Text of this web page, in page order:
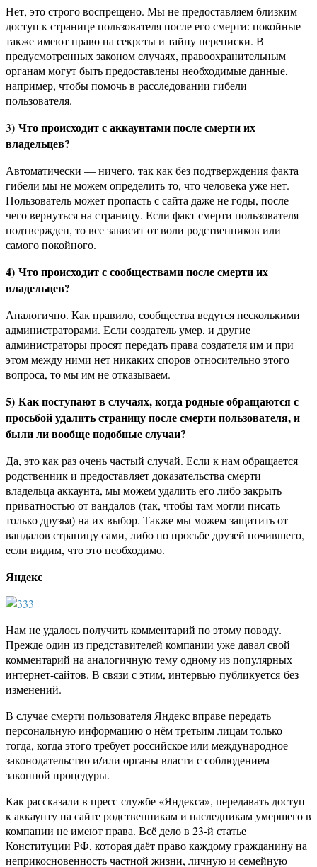
Нет, это строго воспрещено. Мы не предоставляем близким
доступ к странице пользователя после его смерти: покойные
также имеют право на секреты и тайну переписки. В
предусмотренных законом случаях, правоохранительным
органам могут быть предоставлены необходимые данные,
например, чтобы помочь в расследовании гибели
пользователя.
3) Что происходит с аккаунтами после смерти их
владельцев?
Автоматически — ничего, так как без подтверждения факта
гибели мы не можем определить то, что человека уже нет.
Пользователь может пропасть с сайта даже не годы, после
чего вернуться на страницу. Если факт смерти пользователя
подтвержден, то все зависит от воли родственников или
самого покойного.
4) Что происходит с сообществами после смерти их
владельцев?
Аналогично. Как правило, сообщества ведутся несколькими
администраторами. Если создатель умер, и другие
администраторы просят передать права создателя им и при
этом между ними нет никаких споров относительно этого
вопроса, то мы им не отказываем.
5) Как поступают в случаях, когда родные обращаются с
просьбой удалить страницу после смерти пользователя, и
были ли вообще подобные случаи?
Да, это как раз очень частый случай. Если к нам обращается
родственник и предоставляет доказательства смерти
владельца аккаунта, мы можем удалить его либо закрыть
приватностью от вандалов (так, чтобы там могли писать
только друзья) на их выбор. Также мы можем защитить от
вандалов страницу сами, либо по просьбе друзей почившего,
если видим, что это необходимо.
Яндекс
Нам не удалось получить комментарий по этому поводу.
Прежде один из представителей компании уже давал свой
комментарий на аналогичную тему одному из популярных
интернет-сайтов. В связи с этим, интервью публикуется без
изменений.
В случае смерти пользователя Яндекс вправе передать
персональную информацию о нём третьим лицам только
тогда, когда этого требует российское или международное
законодательство и/или органы власти с соблюдением
законной процедуры.
Как рассказали в пресс-службе «Яндекса», передавать доступ
к аккаунту на сайте родственникам и наследникам умершего в
компании не имеют права. Всё дело в 23-й статье
Конституции РФ, которая даёт право каждому гражданину на
неприкосновенность частной жизни, личную и семейную